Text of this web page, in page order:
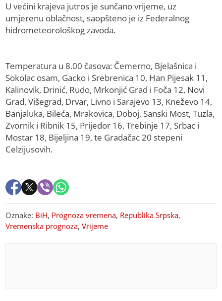
U većini krajeva jutros je sunčano vrijeme, uz
umjerenu oblačnost, saopšteno je iz Federalnog
hidrometeorološkog zavoda.
Temperatura u 8.00 časova: Čemerno, Bjelašnica i
Sokolac osam, Gacko i Srebrenica 10, Han Pijesak 11,
Kalinovik, Drinić, Rudo, Mrkonjić Grad i Foča 12, Novi
Grad, Višegrad, Drvar, Livno i Sarajevo 13, Kneževo 14,
Banjaluka, Bileća, Mrakovica, Doboj, Sanski Most, Tuzla,
Zvornik i Ribnik 15, Prijedor 16, Trebinje 17, Srbac i
Mostar 18, Bijeljina 19, te Gradačac 20 stepeni
Celzijusovih.
Oznake: BiH, Prognoza vremena, Republika Srpska,
Vremenska prognoza,Vrijeme